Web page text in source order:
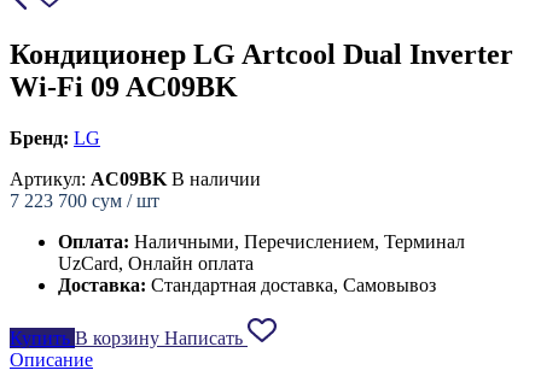
Кондиционер LG Artcool Dual Inverter
Wi-Fi 09 AC09BK
Бренд: LG
Артикул: AC09BK В наличии
7 223 700 сум / шт
Оплата: Наличными, Перечислением, Терминал
UzCard, Онлайн оплата
Доставка: Стандартная доставка, Самовывоз
Купить В корзину Написать
Описание